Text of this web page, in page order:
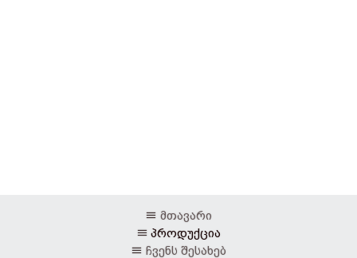
მთავარი
პროდუქცია
ჩვენს შესახებ